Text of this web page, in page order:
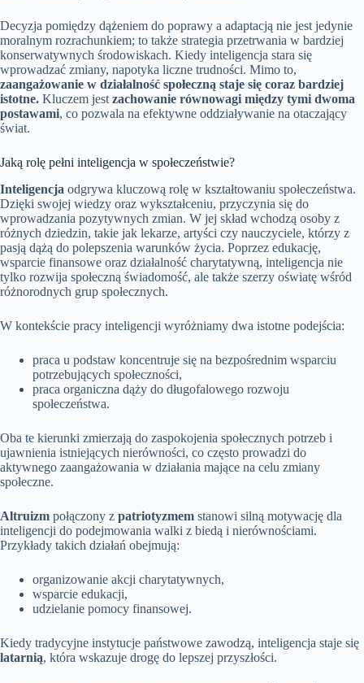
Decyzja pomiędzy dążeniem do poprawy a adaptacją nie jest jedynie
moralnym rozrachunkiem; to także strategia przetrwania w bardziej
konserwatywnych środowiskach. Kiedy inteligencja stara się
wprowadzać zmiany, napotyka liczne trudności. Mimo to,
zaangażowanie w działalność społeczną staje się coraz bardziej
istotne. Kluczem jest zachowanie równowagi między tymi dwoma
postawami, co pozwala na efektywne oddziaływanie na otaczający
świat.
Jaką rolę pełni inteligencja w społeczeństwie?
Inteligencja odgrywa kluczową rolę w kształtowaniu społeczeństwa.
Dzięki swojej wiedzy oraz wykształceniu, przyczynia się do
wprowadzania pozytywnych zmian. W jej skład wchodzą osoby z
różnych dziedzin, takie jak lekarze, artyści czy nauczyciele, którzy z
pasją dążą do polepszenia warunków życia. Poprzez edukację,
wsparcie finansowe oraz działalność charytatywną, inteligencja nie
tylko rozwija społeczną świadomość, ale także szerzy oświatę wśród
różnorodnych grup społecznych.
W kontekście pracy inteligencji wyróżniamy dwa istotne podejścia:
praca u podstaw koncentruje się na bezpośrednim wsparciu
potrzebujących społeczności,
praca organiczna dąży do długofalowego rozwoju
społeczeństwa.
Oba te kierunki zmierzają do zaspokojenia społecznych potrzeb i
ujawnienia istniejących nierówności, co często prowadzi do
aktywnego zaangażowania w działania mające na celu zmiany
społeczne.
Altruizm połączony z patriotyzmem stanowi silną motywację dla
inteligencji do podejmowania walki z biedą i nierównościami.
Przykłady takich działań obejmują:
organizowanie akcji charytatywnych,
wsparcie edukacji,
udzielanie pomocy finansowej.
Kiedy tradycyjne instytucje państwowe zawodzą, inteligencja staje się
latarnią, która wskazuje drogę do lepszej przyszłości.